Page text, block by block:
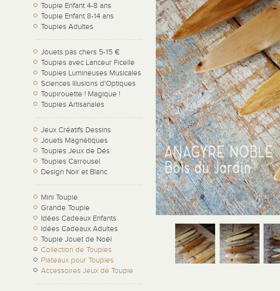
Toupie Enfant 4-8 ans
Toupie Enfant 8-14 ans
Toupies Adultes
Jouets pas chers 5-15 €
Toupies avec Lanceur Ficelle
Toupies Lumineuses Musicales
Sciences Illusions d'Optiques
Toupirouette ! Magique !
Toupies Artisanales
Jeux Créatifs Dessins
Jouets Magnétiques
Toupies Jeux de Dés
Toupies Carrousel
Design Noir et Blanc
Mini Toupie
Grande Toupie
Idées Cadeaux Enfants
Idées Cadeaux Adultes
Toupie Jouet de Noël
Collection de Toupies
Plateaux pour Toupies
Accessoires Jeux de Toupie